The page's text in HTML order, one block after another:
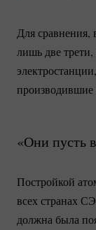
Для сравнения,
лишь две трети,
производившие
«Они пусть
Постройкой
всех странах
должна была